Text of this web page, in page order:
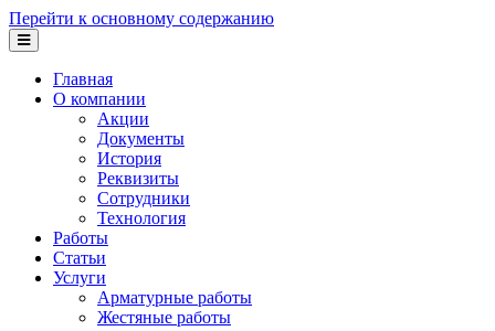
Перейти к основному содержанию
Главная
О компании
Акции
Документы
История
Реквизиты
Сотрудники
Технология
Работы
Статьи
Услуги
Арматурные работы
Жестяные работы